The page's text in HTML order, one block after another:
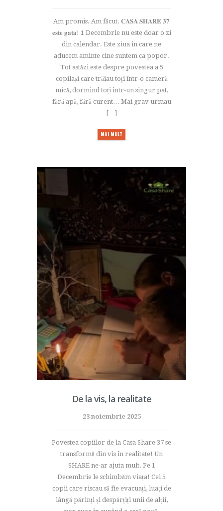
Am promis. Am făcut. 𝐂𝐀𝐒𝐀 𝐒𝐇𝐀𝐑𝐄 𝟑𝟕
𝐞𝐬𝐭𝐞 𝐠𝐚𝐭𝐚! 1 Decembrie nu este doar o zi
din calendar. Este ziua în care ne
aducem aminte cine suntem ca popor.
Tot astăzi este despre povestea a 5
copilași care trăiau toți într-o cameră
mică, dormind toți într-un singur pat,
fără apă, fără curent… Mai grav urmau
[…]
MAI MULT
De la vis, la realitate
23 noiembrie 2025
Povestea copiilor de la Casa Share 37 se
transformă din vis în realitate! Un
SHARE ne-ar ajuta mult. Pe 1
Decembrie le schimbăm viața! Cei 5
copii care riscau să fie evacuați, luați de
lângă părinți și despărțiți unii de alții,